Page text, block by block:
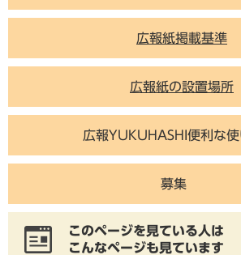
広報紙掲載基準
広報紙の設置場所
広報YUKUHASHI便利な
募集
このページを見ている人は
こんなページも見ています